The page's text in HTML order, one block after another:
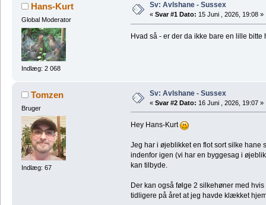
Hans-Kurt
Global Moderator
Indlæg: 2 068
Sv: Avlshane - Sussex
« Svar #1 Dato: 15 Juni , 2026, 19:08 »
Hvad så - er der da ikke bare en lille
Tomzen
Bruger
Indlæg: 67
Sv: Avlshane - Sussex
« Svar #2 Dato: 16 Juni , 2026, 19:07 »
Hey Hans-Kurt
Jeg har i øjeblikket en flot sort silke hane
indenfor igen (vi har en byggesag i
kan tilbyde.
Der kan også følge 2 silkehøner med
tidligere på året at jeg havde klækket